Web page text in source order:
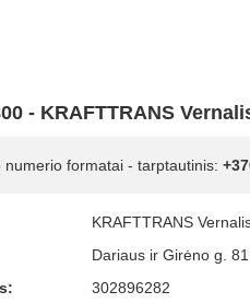
- KRAFTTRANS
numerio formatai - tarptautinis:
KRAFTTRANS
Dariaus ir Girėno g.
302896282